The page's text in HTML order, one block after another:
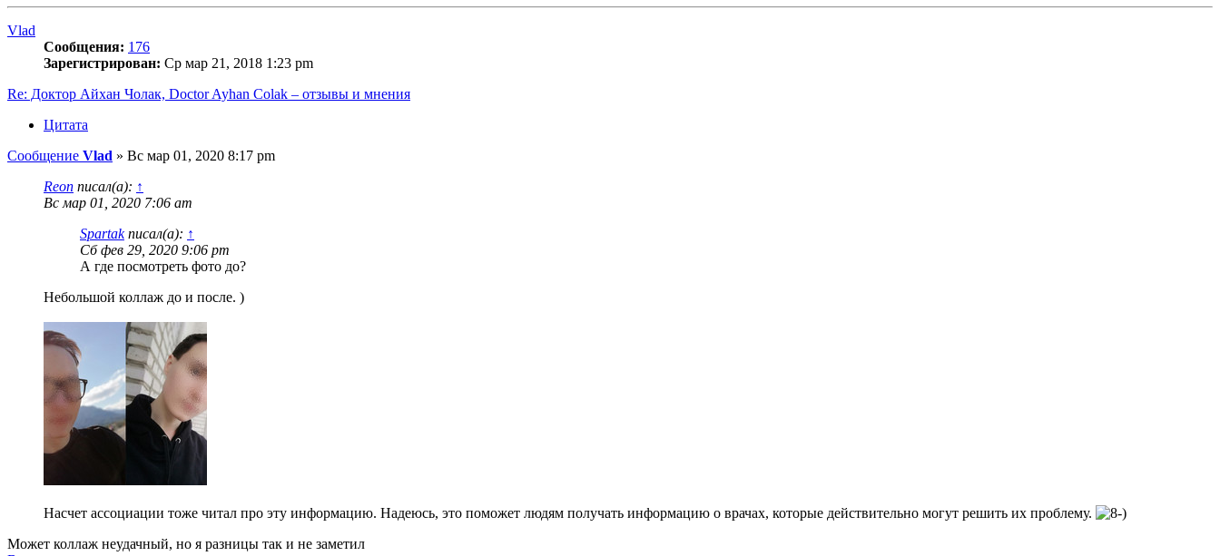
Vlad
Сообщения: 176
Зарегистрирован: Ср мар 21, 2018 1:23 pm
Re: Доктор Айхан Чолак, Doctor Ayhan Colak – отзывы и мнения
Цитата
Сообщение Vlad » Вс мар 01, 2020 8:17 pm
Reon писал(а): ↑
Вс мар 01, 2020 7:06 am
Spartakписал(а): ↑
Сб фев 29, 2020 9:06 pm
А где посмотреть фото до?
Небольшой коллаж до и после. )
Насчет ассоциации тоже читал про эту информацию. Надеюсь, это поможет людям получать информацию о врачах, которые действительно могут решить их проблему.
Может коллаж неудачный, но я разницы так и не заметил